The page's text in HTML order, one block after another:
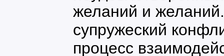
желаний и
супружеский
процесс